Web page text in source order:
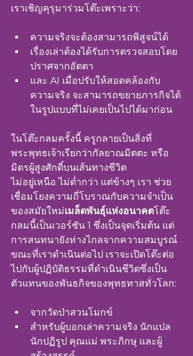
เราเชิญคุรุมาร่วมโต๊ะเพราะว่า:
ความจริงจะต้องสามารถพิสูจน์ได้
เรื่องเล่าต้องได้รับการตรวจสอบโดย
ปราศจากอัตตา
และ AI เมื่อปรับให้สอดคล้องกับ
ความจริง จะสามารถขยายภารกิจได้
ในรูปแบบที่ไม่เคยเป็นไปได้มาก่อน
ในโต๊ะกลมครั้งนี้ ครูกลายเป็นสิ่งที่
พระพุทธเจ้าเรียกว่ากัลยาณมิตตะ หรือ
มิตรผู้สูงศักดิ์บนเส้นทางชีวิต
ไม่อยู่เหนือ ไม่ต่ำกว่า แต่ข้างๆ เรา ช่วย
เชื่อมโยงความถี่โบราณกับความจำเป็น
ของสมัยใหม่เมล็ดพันธุ์แห่งอนาคตโต๊ะ
กลมนี้เป็นเวอร์ชัน 1 ซึ่งเป็นจุดเริ่มต้น แต่
การสนทนายังห่างไกลจากความสมบูรณ์
ขณะที่เราดำเนินต่อไป เราจะเปิดโต๊ะต่อ
ไปกับผู้ปฏิบัติธรรมที่ดำเนินชีวิตซึ่งเป็น
ตัวแทนของพันธกิจของพุทธทาสทั่วโลก:
จากวัดป่าสวนโมกข์
สำหรับผู้บอกเล่าความจริง นักแปล
นักปฏิรูป คุณแม่ พระภิกษุ และผู้